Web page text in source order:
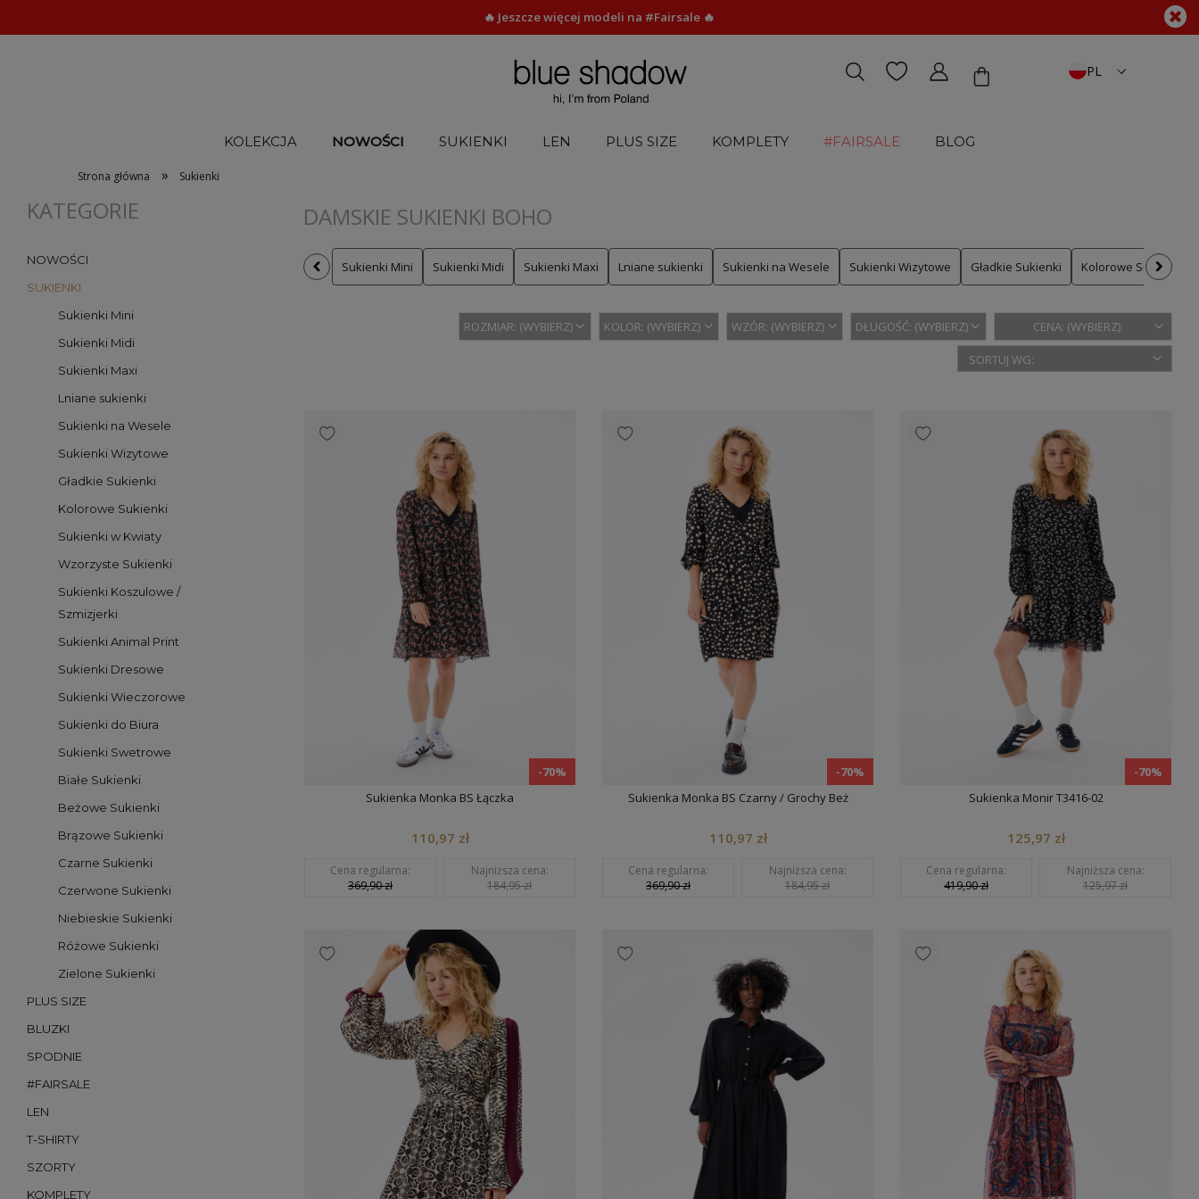
🔥 Jeszcze więcej modeli na #Fairsale 🔥
PL
KOLEKCJA NOWOŚCI SUKIENKI LEN PLUS SIZE KOMPLETY #FAIRSALE BLOG
Strona główna » Sukienki
KATEGORIE
NOWOŚCI
SUKIENKI
Sukienki Mini
Sukienki Midi
Sukienki Maxi
Lniane sukienki
Sukienki na Wesele
Sukienki Wizytowe
Gładkie Sukienki
Kolorowe Sukienki
Sukienki w Kwiaty
Wzorzyste Sukienki
Sukienki Koszulowe /
Szmizjerki
Sukienki Animal Print
Sukienki Dresowe
Sukienki Wieczorowe
Sukienki do Biura
Sukienki Swetrowe
Białe Sukienki
Beżowe Sukienki
Brązowe Sukienki
Czarne Sukienki
Czerwone Sukienki
Niebieskie Sukienki
Różowe Sukienki
Zielone Sukienki
PLUS SIZE
BLUZKI
SPODNIE
#FAIRSALE
LEN
T-SHIRTY
SZORTY
KOMPLETY
DAMSKIE SUKIENKI BOHO
Sukienki Mini Sukienki Midi Sukienki Maxi Lniane sukienki Sukienki na Wesele Sukienki Wizytowe Gładkie Sukienki Kolorowe Sukienki
ROZMIAR: (WYBIERZ) KOLOR: (WYBIERZ) WZÓR: (WYBIERZ) DŁUGOŚĆ: (WYBIERZ) CENA: (WYBIERZ)
-70%
Sukienka Monka BS Łączka
110,97 zł
Cena regularna:
369,90 zł
Najniższa cena:
184,95 zł
-70%
Sukienka Monka BS Czarny / Grochy Beż
110,97 zł
Cena regularna:
369,90 zł
Najniższa cena:
184,95 zł
-70%
Sukienka Monir T3416-02
125,97 zł
Cena regularna:
419,90 zł
Najniższa cena:
125,97 zł